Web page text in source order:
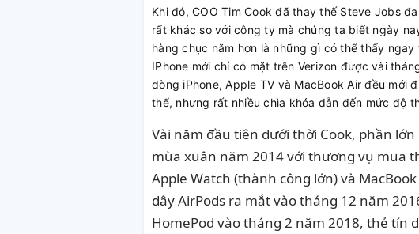
Khi đó, COO Tim Cook đã thay thế Steve Jobs
rất khác so với công ty mà chúng ta biết ngày
hàng chục năm hơn là những gì có thể thấy
IPhone mới chỉ có mặt trên Verizon được vài
dòng iPhone, Apple TV và MacBook Air đều
thể, nhưng rất nhiều chìa khóa dẫn đến mức độ
Vài năm đầu tiên dưới thời Cook, phần
mùa xuân năm 2014 với thương vụ mua
Apple Watch (thành công lớn) và
dây AirPods ra mắt vào tháng 12 năm
HomePod vào tháng 2 năm 2018, thẻ tín